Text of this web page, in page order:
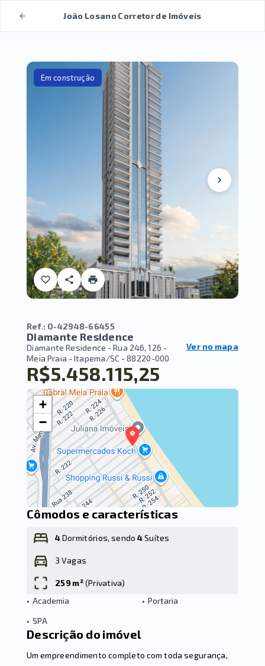
João Losano Corretor de Imóveis
Em construção
Ref.: O-42948-66455
Diamante Residence
Diamante Residence -Rua 246, 126 -
Meia Praia - Itapema/SC - 88220-000
Ver no mapa
R$5.458.115,25
+
−
Cômodos e características
4Dormitórios, sendo4Suítes
3 Vagas
259 m²(Privativa)
• Academia • Portaria
• SPA
Descrição do imóvel
Um empreendimento completo com toda segurança,